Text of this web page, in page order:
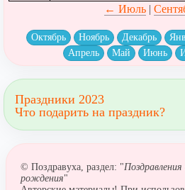
← Июль|
Октябрь Ноябрь Декабрь
Апрель
Май Июнь
Праздники 2023
Что подарить на праздник?
© Поздравуха, раздел: "
рождения"